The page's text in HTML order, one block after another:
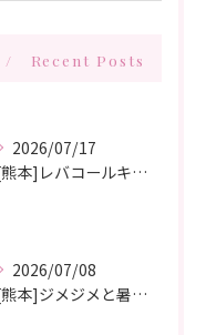
Recent Posts
2026/07/17
[熊本]レバコールキャンペーン＆ガチャガチャ抽選会やっています‼️
2026/07/08
[熊本]ジメジメと暑い夏痒くてたまらない、皮膚炎が治らない、蕁麻疹が出やすくて悩んでいる方いませんか⁉️タウロミン錠でいつの間にか治ってしまったと大好評です💞